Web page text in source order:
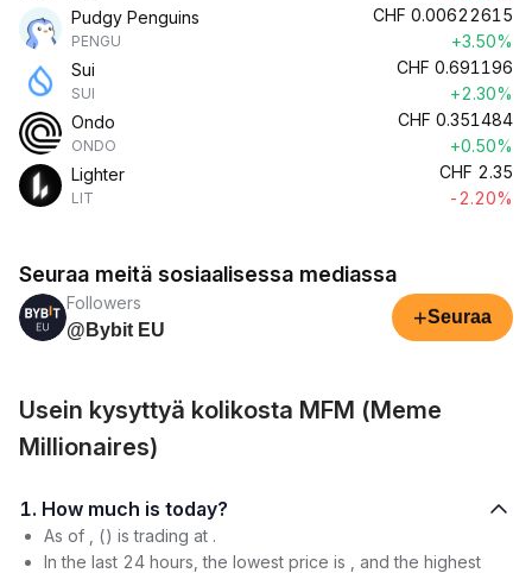
Pudgy Penguins
PENGU
CHF 0.00622615
+3.50%
Sui
SUI
CHF 0.691196
+2.30%
Ondo
ONDO
CHF 0.351484
+0.50%
Lighter
LIT
CHF 2.35
-2.20%
Seuraa meitä sosiaalisessa mediassa
Followers
@Bybit EU
+Seuraa
Usein kysyttyä kolikosta MFM (Meme
Millionaires)
1. How much is today?
As of , () is trading at .
In the last 24 hours, the lowest price is , and the highest